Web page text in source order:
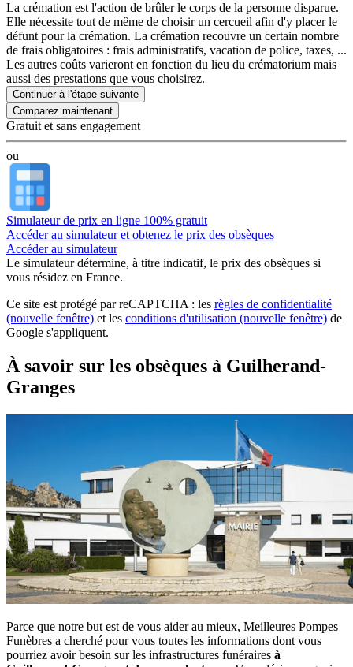
La crémation est l'action de brûler le corps de la personne disparue.
Elle nécessite tout de même de choisir un cercueil afin d'y placer le
défunt pour la crémation. La crémation recouvre un certain nombre
de frais obligatoires : frais administratifs, vacation de police, taxes, ...
Les autres coûts varieront en fonction du lieu du crématorium mais
aussi des prestations que vous choisirez.
Continuer à l'étape suivante
Gratuit et sans engagement
ou
Simulateur de prix en ligne 100% gratuit
Accéder au simulateur et obtenez le prix des obsèques
Accéder au simulateur
Le simulateurdétermine, à titre indicatif, le prix des obsèques si
vous résidez en France.
Ce site est protégé par reCAPTCHA : les règles de confidentialité
(nouvelle fenêtre) et les conditions d'utilisation (nouvelle fenêtre) de
Google s'appliquent.
À savoir sur les obsèques à Guilherand-
Granges
Parce que notre but est de vous aider au mieux, Meilleures Pompes
Funèbres a cherché pour vous toutes les informations dont vous
pourriez avoir besoin sur les infrastructures funéraires à